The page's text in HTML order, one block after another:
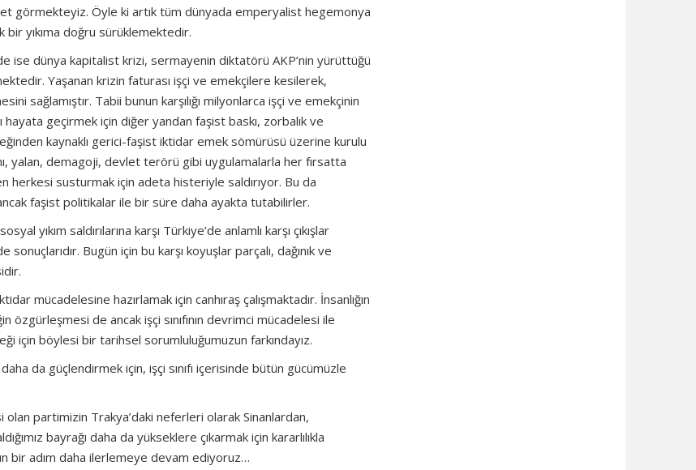
görmekteyiz. Öyle ki artık tüm dünyada emperyalist hegemonya
bir yıkıma doğru sürüklemektedir.
ise dünya kapitalist krizi, sermayenin diktatörü AKP’nin yürüttüğü
Yaşanan krizin faturası işçi ve emekçilere kesilerek,
sağlamıştır. Tabii bunun karşılığı milyonlarca işçi ve emekçinin
geçirmek için diğer yandan faşist baskı, zorbalık ve
kaynaklı gerici-faşist iktidar emek sömürüsü üzerine kurulu
yalan, demagoji, devlet terörü gibi uygulamalarla her fırsatta
susturmak için adeta histeriyle saldırıyor. Bu da
faşist politikalar ile bir süre daha ayakta tutabilirler.
yıkım saldırılarına karşı Türkiye’de anlamlı karşı çıkışlar
Bugün için bu karşı koyuşlar parçalı, dağınık ve
mücadelesine hazırlamak için canhıraş çalışmaktadır. İnsanlığın
de ancak işçi sınıfının devrimci mücadelesi ile
için böylesi bir tarihsel sorumluluğumuzun farkındayız.
da güçlendirmek için, işçi sınıfı içerisinde bütün gücümüzle
olan partimizin Trakya’daki neferleri olarak Sinanlardan,
bayrağı daha da yükseklere çıkarmak için kararlılıkla
bir adım daha ilerlemeye devam ediyoruz…